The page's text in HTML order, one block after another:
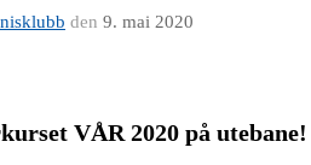
den 9. mai 2020
VÅR 2020 på utebane!